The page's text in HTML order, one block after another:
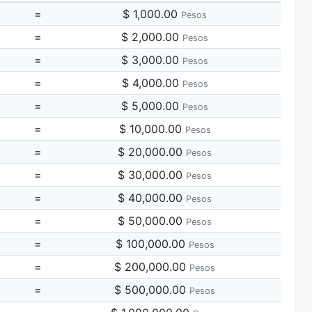
= $ 1,000.00 Pesos
= $ 2,000.00 Pesos
= $ 3,000.00 Pesos
= $ 4,000.00 Pesos
= $ 5,000.00 Pesos
= $ 10,000.00 Pesos
= $ 20,000.00 Pesos
= $ 30,000.00 Pesos
= $ 40,000.00 Pesos
= $ 50,000.00 Pesos
= $ 100,000.00 Pesos
= $ 200,000.00 Pesos
= $ 500,000.00 Pesos